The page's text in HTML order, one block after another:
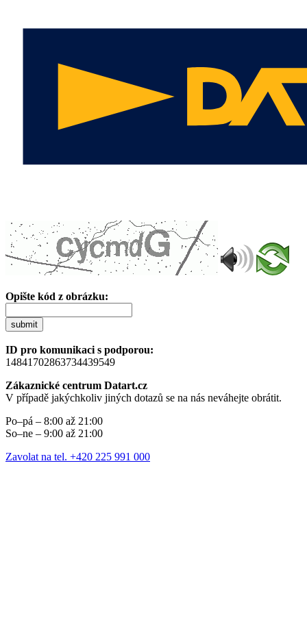
Opište kód z obrázku:
submit
ID pro komunikaci s podporou:
14841702863734439549
Zákaznické centrum Datart.cz
V případě jakýchkoliv jiných dotazů se na nás neváhejte obrátit.
Po–pá – 8:00 až 21:00
So–ne – 9:00 až 21:00
Zavolat na tel. +420 225 991 000